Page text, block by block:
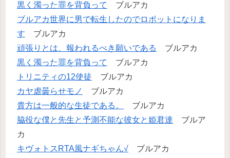
黒く濁った罪を背負って
ブルアカ
ブルアカ世界に男で転生したのでロボットになりま
す ブルアカ
頑張りとは、報われるべき願いである
ブルアカ
黒く濁った罪を背負って
ブルアカ
トリニティの12使徒 ブルアカ
カヤ虐曇らせモノ
ブルアカ
貴方は一般的な生徒である。
ブルアカ
脇役な僕と先生と予測不能な彼女と姫君達 ブルア
カ
キヴォトスRTA風ナギちゃん√ ブルアカ